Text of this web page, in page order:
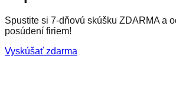
Spustite si 7-dňovú skúšku ZDARMA a
posúdení firiem!
Vyskúšať zdarma